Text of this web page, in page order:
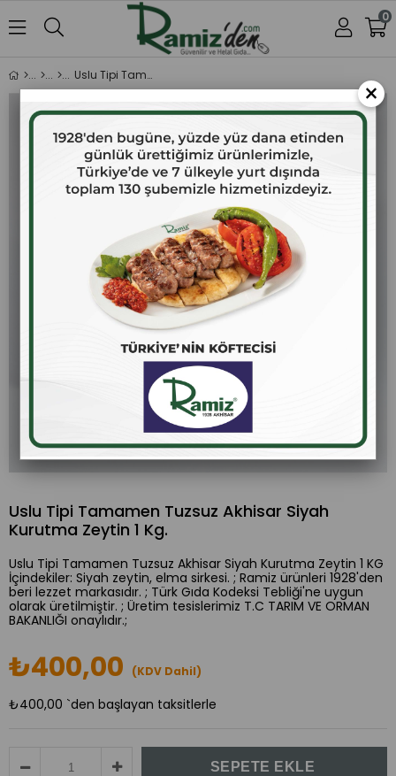
0
Uslu Tipi Tamamen Tuzsuz Akhisar Siyah Kurutma Zeytin 1 Kg.
Uslu Tipi Tamamen Tuzsuz Akhisar Siyah
Kurutma Zeytin 1 Kg.
Uslu Tipi Tamamen Tuzsuz Akhisar Siyah Kurutma Zeytin 1 KG
İçindekiler: Siyah zeytin, elma sirkesi. ; Ramiz ürünleri 1928'den
beri lezzet markasıdır. ; Türk Gıda Kodeksi Tebliği'ne uygun
olarak üretilmiştir. ; Üretim tesislerimiz T.C TARIM VE ORMAN
BAKANLIĞI onaylıdır.;
₺400,00 (KDV Dahil)
₺400,00 `den başlayan taksitlerle
×